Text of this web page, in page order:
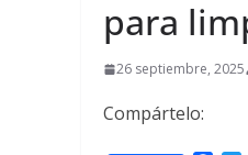
para
26 septiembre, 2025
Compártelo: